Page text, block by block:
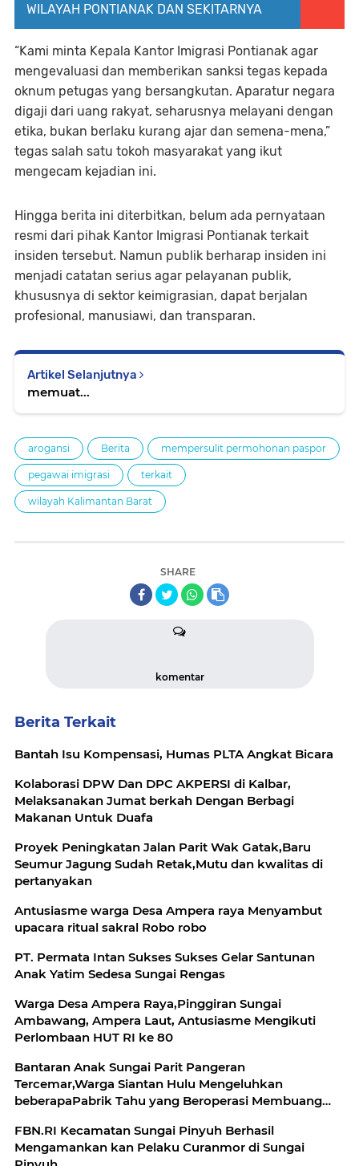
WILAYAH PONTIANAK DAN SEKITARNYA
“Kami minta Kepala Kantor Imigrasi Pontianak agar
mengevaluasi dan memberikan sanksi tegas kepada
oknum petugas yang bersangkutan. Aparatur negara
digaji dari uang rakyat, seharusnya melayani dengan
etika, bukan berlaku kurang ajar dan semena-mena,”
tegas salah satu tokoh masyarakat yang ikut
mengecam kejadian ini.
Hingga berita ini diterbitkan, belum ada pernyataan
resmi dari pihak Kantor Imigrasi Pontianak terkait
insiden tersebut. Namun publik berharap insiden ini
menjadi catatan serius agar pelayanan publik,
khususnya di sektor keimigrasian, dapat berjalan
profesional, manusiawi, dan transparan.
Artikel Selanjutnya
memuat...
arogansi Berita mempersulit permohonan paspor
pegawai imigrasi terkait
wilayah Kalimantan Barat
SHARE
komentar
Berita Terkait
Bantah Isu Kompensasi, Humas PLTA Angkat Bicara
Kolaborasi DPW Dan DPC AKPERSI di Kalbar,
Melaksanakan Jumat berkah Dengan Berbagi
Makanan Untuk Duafa
Proyek Peningkatan Jalan Parit Wak Gatak,Baru
Seumur Jagung Sudah Retak,Mutu dan kwalitas di
pertanyakan
Antusiasme warga Desa Ampera raya Menyambut
upacara ritual sakral Robo robo
PT. Permata Intan Sukses Sukses Gelar Santunan
Anak Yatim Sedesa Sungai Rengas
Warga Desa Ampera Raya,Pinggiran Sungai
Ambawang, Ampera Laut, Antusiasme Mengikuti
Perlombaan HUT RI ke 80
Bantaran Anak Sungai Parit Pangeran
Tercemar,Warga Siantan Hulu Mengeluhkan
beberapaPabrik Tahu yang Beroperasi Membuang
nya Sampah yang terkandung di Bantaran Sungai
FBN.RI Kecamatan Sungai Pinyuh Berhasil
Mengamankan kan Pelaku Curanmor di Sungai